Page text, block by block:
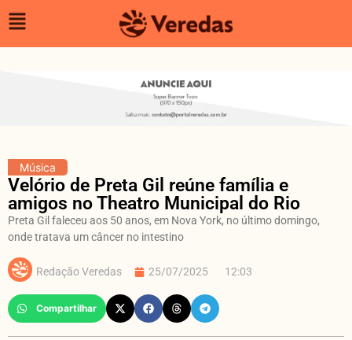
Música
Velório de Preta Gil reúne família e
amigos no Theatro Municipal do Rio
Preta Gil faleceu aos 50 anos, em Nova York, no último domingo,
onde tratava um câncer no intestino
Redação Veredas 25/07/2025 12:03
Compartilhar